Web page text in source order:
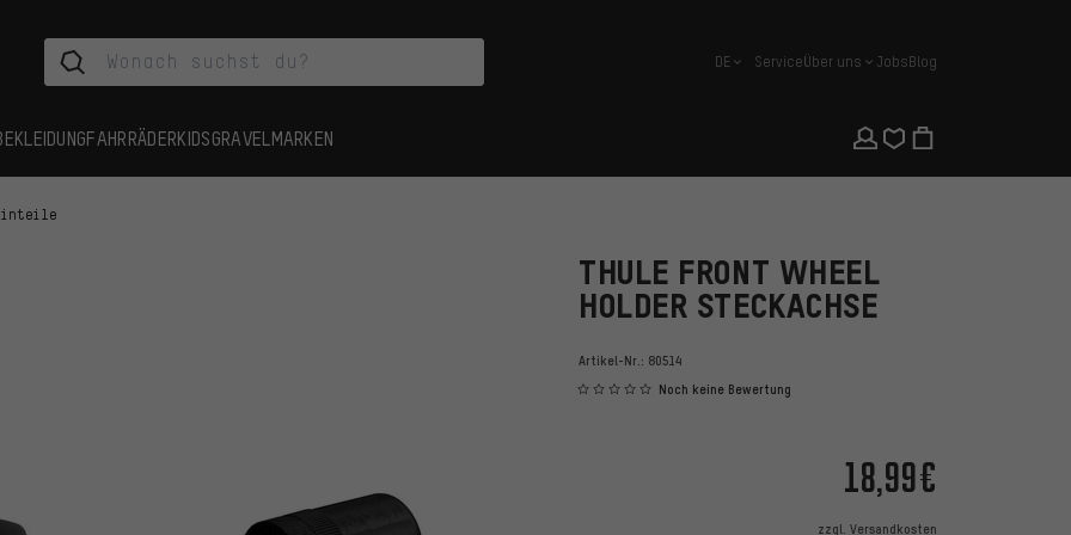
Deutsch
DE ServiceÜber uns JobsBlog
FAHRRÄDERKIDSGRAVEL MARKEN
THULE FRONT WHEEL
HOLDER STECKACHSE
Artikel-Nr.: 80514
Noch keine Bewertung
18,99€
zzgl. Versandkosten